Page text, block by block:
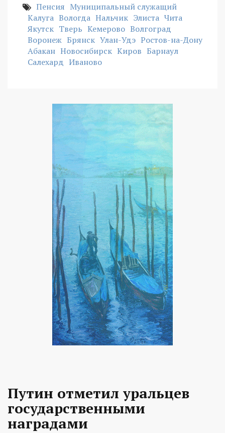
Пенсия Муниципальный служащий
Калуга Вологда Нальчик Элиста Чита
Якутск Тверь Кемерово Волгоград
Воронеж Брянск Улан-Удэ Ростов-на-Дону
Абакан Новосибирск Киров Барнаул
Салехард Иваново
Путин отметил уральцев
государственными
наградами